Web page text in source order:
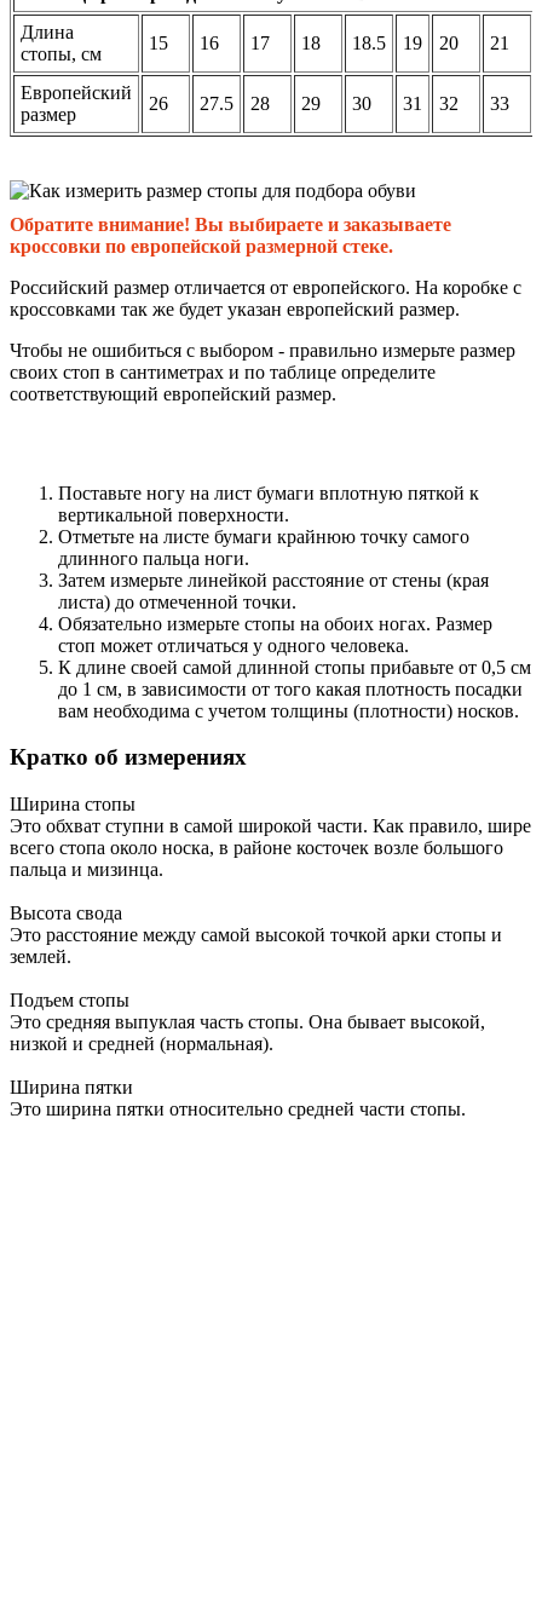
Длина
стопы, см
15 16 17 18 18.5 19 20 21
Европейский
размер
26 27.5 28 29 30 31 32 33
Обратите внимание! Вы выбираете и заказываете
кроссовки по европейской размерной стеке.
Российский размер отличается от европейского. На коробке с
кроссовками так же будет указан европейский размер.
Чтобы не ошибиться с выбором - правильно измерьте размер
своих стоп в сантиметрах и по таблице определите
соответствующий европейский размер.
Поставьте ногу на лист бумаги вплотную пяткой к
вертикальной поверхности.
Отметьте на листе бумаги крайнюю точку самого
длинного пальца ноги.
Затем измерьте линейкой расстояние от стены (края
листа) до отмеченной точки.
Обязательно измерьте стопы на обоих ногах. Размер
стоп может отличаться у одного человека.
К длине своей самой длинной стопы прибавьте от 0,5 см
до 1 см, в зависимости от того какая плотность посадки
вам необходима с учетом толщины (плотности) носков.
Кратко об измерениях
Ширина стопы
Это обхват ступни в самой широкой части. Как правило, шире
всего стопа около носка, в районе косточек возле большого
пальца и мизинца.
Высота свода
Это расстояние между самой высокой точкой арки стопы и
землей.
Подъем стопы
Это средняя выпуклая часть стопы. Она бывает высокой,
низкой и средней (нормальная).
Ширина пятки
Это ширина пятки относительно средней части стопы.